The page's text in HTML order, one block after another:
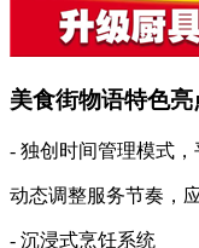
美食街物语特色亮
- 独创时间管理模式
动态调整服务节奏，
- 沉浸式烹饪系统